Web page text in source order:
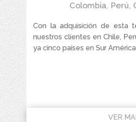
Colombia, Perú,
Con la adquisición de esta
nuestros clientes en Chile,
ya cinco países en Sur
VER